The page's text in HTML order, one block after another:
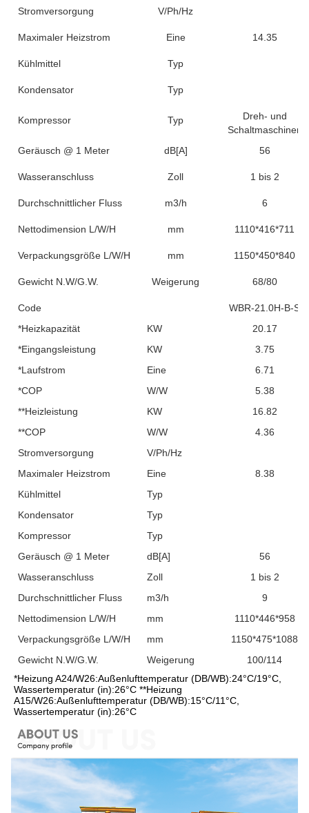
Stromversorgung V/Ph/Hz
Maximaler Heizstrom Eine 14.35
Kühlmittel Typ
Kondensator Typ
Kompressor Typ
Dreh- und
Schaltmaschinen
Geräusch @ 1 Meter
dB[A] 56
Wasseranschluss Zoll 1 bis 2
Durchschnittlicher Fluss m3/h 6
Nettodimension L/W/H mm 1110*416*711
Verpackungsgröße L/W/H mm 1150*450*840
Gewicht N.W/G.W. Weigerung 68/80
Code
WBR-21.0H-B-S
*Heizkapazität
KW
20.17
*Eingangsleistung
KW
3.75
*Laufstrom
Eine
6.71
*COP
W/W
5.38
**Heizleistung
KW
16.82
**COP
W/W
4.36
Stromversorgung
V/Ph/Hz
Maximaler Heizstrom
Eine
8.38
Kühlmittel
Typ
Kondensator
Typ
Kompressor
Typ
Geräusch @ 1 Meter
dB[A]
56
Wasseranschluss
Zoll
1 bis 2
Durchschnittlicher Fluss
m3/h
9
Nettodimension L/W/H
mm
1110*446*958
Verpackungsgröße L/W/H
mm
1150*475*1088
Gewicht N.W/G.W.
Weigerung
100/114
*Heizung A24/W26:Außenlufttemperatur (DB/WB):24°C/19°C,
Wassertemperatur (in):26°C **Heizung
A15/W26:Außenlufttemperatur (DB/WB):15°C/11°C,
Wassertemperatur (in):26°C